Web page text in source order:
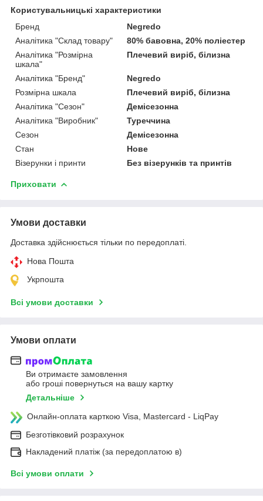
Користувальницькі характеристики
Бренд
Negredo
Аналітика "Склад товару"
80% бавовна, 20% поліестер
Аналітика "Розмірна
шкала"
Плечевий виріб, білизна
Аналітика "Бренд"
Negredo
Розмірна шкала
Плечевий виріб, білизна
Аналітика "Сезон"
Демісезонна
Аналітика "Виробник"
Туреччина
Сезон
Демісезонна
Стан
Нове
Візерунки і принти
Без візерунків та принтів
Приховати
Умови доставки
Доставка здійснюється тільки по передоплаті.
Нова Пошта
Укрпошта
Всі умови доставки
Умови оплати
Ви отримаєте замовлення
або гроші повернуться на вашу картку
Детальніше
Онлайн-оплата карткою Visa, Mastercard - LiqPay
Безготівковий розрахунок
Накладений платіж (за передоплатою в)
Всі умови оплати